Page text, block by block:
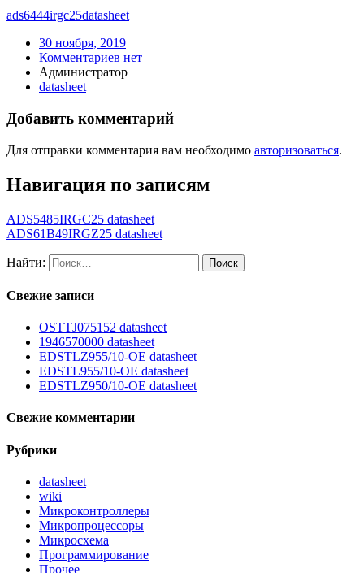
ads6444irgc25datasheet
30 ноября, 2019
Комментариев нет
Администратор
datasheet
Добавить комментарий
Для отправки комментария вам необходимо авторизоваться.
Навигация по записям
ADS5485IRGC25 datasheet
ADS61B49IRGZ25 datasheet
Найти:
Свежие записи
OSTTJ075152 datasheet
1946570000 datasheet
EDSTLZ955/10-OE datasheet
EDSTL955/10-OE datasheet
EDSTLZ950/10-OE datasheet
Свежие комментарии
Рубрики
datasheet
wiki
Микроконтроллеры
Микропроцессоры
Микросхема
Программирование
Прочее